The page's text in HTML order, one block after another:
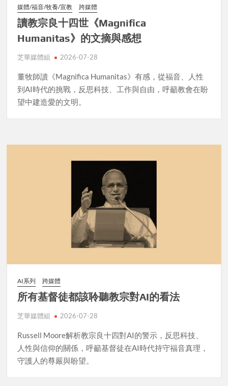
媒體/福音/牧養/宣教 跨媒體
讀教宗良十四世《Magnifica
Humanitas》的文摘與感想
芝華媒體組 2026-07-28
董牧師讀《Magnifica Humanitas》有感，從福音、人性
到AI時代的挑戰，反思科技、工作與自由，呼籲教會在盼
望中建造愛的文明。
AI系列 跨媒體
所有基督徒都該聆聽教宗對AI的看法
芝華媒體組 2026-07-28
Russell Moore解析教宗良十四對AI的警示，反思科技、
人性與信仰的關係，呼籲基督徒在AI時代持守福音真理，
守護人的尊嚴與盼望。